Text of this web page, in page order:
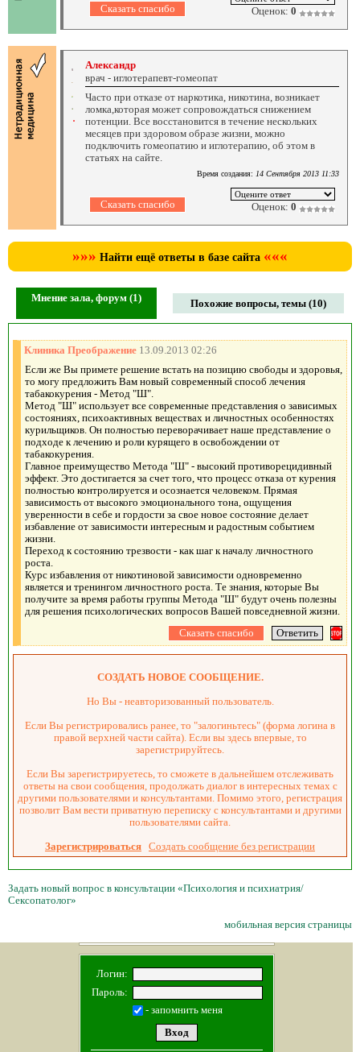
Оценок: 0
Александр
врач - иглотерапевт-гомеопат
Часто при отказе от наркотика, никотина, возникает
ломка,которая может сопровождаться снижением
потенции. Все восстановится в течение нескольких
месяцев при здоровом образе жизни, можно
подключить гомеопатию и иглотерапию, об этом в
статьях на сайте.
Время создания: 14 Сентября 2013 11:33
Оценок: 0
»»» Найти ещё ответы в базе сайта «««
Мнение зала, форум (1) Похожие вопросы, темы (10)
Клиника Преображение 13.09.2013 02:26
Если же Вы примете решение встать на позицию свободы и здоровья,
то могу предложить Вам новый современный способ лечения
табакокурения - Метод "Ш".
Метод "Ш" использует все современные представления о зависимых
состояниях, психоактивных веществах и личностных особенностях
курильщиков. Он полностью переворачивает наше представление о
подходе к лечению и роли курящего в освобождении от
табакокурения.
Главное преимущество Метода "Ш" - высокий противорецидивный
эффект. Это достигается за счет того, что процесс отказа от курения
полностью контролируется и осознается человеком. Прямая
зависимость от высокого эмоционального тона, ощущения
уверенности в себе и гордости за свое новое состояние делает
избавление от зависимости интересным и радостным событием
жизни.
Переход к состоянию трезвости - как шаг к началу личностного
роста.
Курс избавления от никотиновой зависимости одновременно
является и тренингом личностного роста. Те знания, которые Вы
получите за время работы группы Метода "Ш" будут очень полезны
для решения психологических вопросов Вашей повседневной жизни.
СОЗДАТЬ НОВОЕ СООБЩЕНИЕ.
Но Вы - неавторизованный пользователь.
Если Вы регистрировались ранее, то "залогиньтесь" (форма логина в
правой верхней части сайта). Если вы здесь впервые, то
зарегистрируйтесь.
Если Вы зарегистрируетесь, то сможете в дальнейшем отслеживать
ответы на свои сообщения, продолжать диалог в интересных темах с
другими пользователями и консультантами. Помимо этого, регистрация
позволит Вам вести приватную переписку с консультантами и другими
пользователями сайта.
Зарегистрироваться Создать сообщение без регистрации
Задать новый вопрос в консультации «Психология и психиатрия/
Сексопатолог»
мобильная версия страницы
Логин:
Пароль:
- запомнить меня